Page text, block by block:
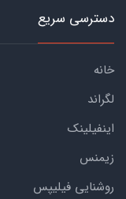
دسترسی سریع
خانه
لگراند
اینفیلینک
زیمنس
روشنایی فیلیپس